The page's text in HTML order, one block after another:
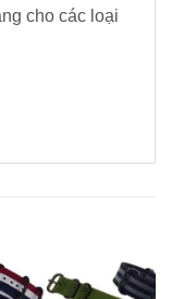
cho các loại